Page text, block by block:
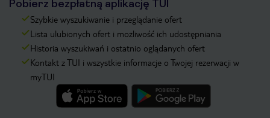
Pobierz bezpłatną aplikację TUI
Szybkie wyszukiwanie i przeglądanie ofert
Lista ulubionych ofert i możliwość ich udostępniania
Historia wyszukiwań i ostatnio oglądanych ofert
Kontakt z TUI i wszystkie informacje o Twojej rezerwacji w
myTUI